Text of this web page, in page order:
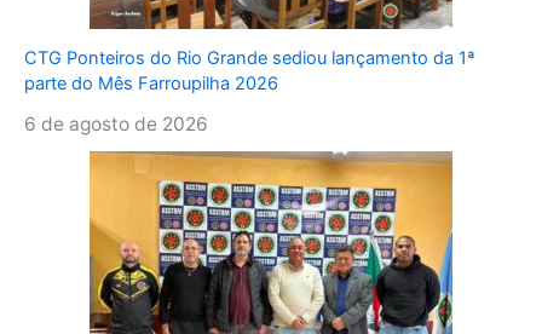
CTG Ponteiros do Rio Grande sediou lançamento da 1ª
parte do Mês Farroupilha 2026
6 de agosto de 2026